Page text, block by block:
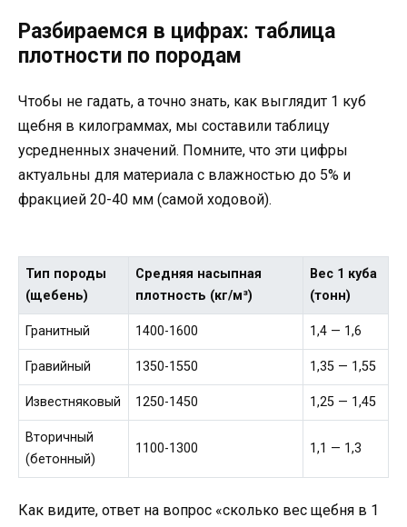
Разбираемся в цифрах: таблица
плотности по породам
Чтобы не гадать, а точно знать, как выглядит 1 куб
щебня в килограммах, мы составили таблицу
усредненных значений. Помните, что эти цифры
актуальны для материала с влажностью до 5% и
фракцией 20-40 мм (самой ходовой).
Тип породы
(щебень)
Средняя насыпная
плотность (кг/м³)
Вес 1 куба
(тонн)
Гранитный 1400-1600 1,4 — 1,6
Гравийный 1350-1550 1,35 — 1,55
Известняковый 1250-1450 1,25 — 1,45
Вторичный
(бетонный)
1100-1300 1,1 — 1,3
Как видите, ответ на вопрос «сколько вес щебня в 1